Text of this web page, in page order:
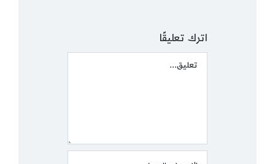
اترك تعليقًا
Comment